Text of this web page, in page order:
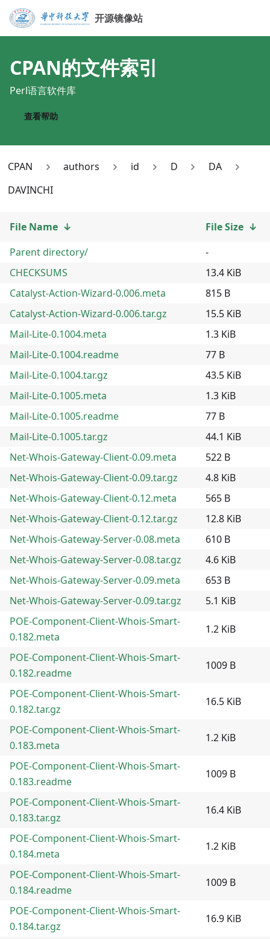
开源镜像站
CPAN的文件索引
Perl语言软件库
查看帮助
CPAN authors id D
DA
DAVINCHI
File Name ↓ File Size ↓
Parent directory/
-
CHECKSUMS
13.4 KiB
Catalyst-Action-Wizard-0.006.meta
815 B
Catalyst-Action-Wizard-0.006.tar.gz
15.5 KiB
Mail-Lite-0.1004.meta
1.3 KiB
Mail-Lite-0.1004.readme
77 B
Mail-Lite-0.1004.tar.gz
43.5 KiB
Mail-Lite-0.1005.meta
1.3 KiB
Mail-Lite-0.1005.readme
77 B
Mail-Lite-0.1005.tar.gz
44.1 KiB
Net-Whois-Gateway-Client-0.09.meta
522 B
Net-Whois-Gateway-Client-0.09.tar.gz
4.8 KiB
Net-Whois-Gateway-Client-0.12.meta
565 B
Net-Whois-Gateway-Client-0.12.tar.gz
12.8 KiB
Net-Whois-Gateway-Server-0.08.meta
610 B
Net-Whois-Gateway-Server-0.08.tar.gz
4.6 KiB
Net-Whois-Gateway-Server-0.09.meta
653 B
Net-Whois-Gateway-Server-0.09.tar.gz
5.1 KiB
POE-Component-Client-Whois-Smart-
0.182.meta
1.2 KiB
POE-Component-Client-Whois-Smart-
0.182.readme
1009 B
POE-Component-Client-Whois-Smart-
0.182.tar.gz
16.5 KiB
POE-Component-Client-Whois-Smart-
0.183.meta
1.2 KiB
POE-Component-Client-Whois-Smart-
0.183.readme
1009 B
POE-Component-Client-Whois-Smart-
0.183.tar.gz
16.4 KiB
POE-Component-Client-Whois-Smart-
0.184.meta
1.2 KiB
POE-Component-Client-Whois-Smart-
0.184.readme
1009 B
POE-Component-Client-Whois-Smart-
0.184.tar.gz
16.9 KiB